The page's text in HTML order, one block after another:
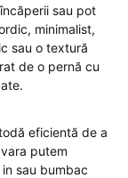
sau pot
minimalist,
sau o textură
de o pernă cu
eficientă de a
putem
sau bumbac